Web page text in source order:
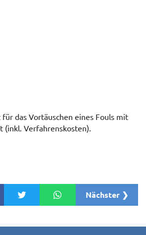
das Vortäuschen eines Fouls mit
(inkl. Verfahrenskosten).
Nächster ❯